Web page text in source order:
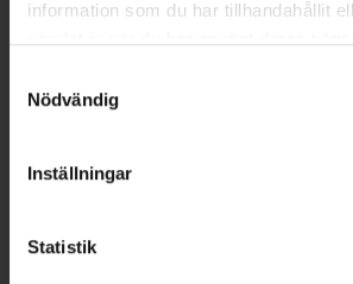
information som du har tillhandahållit
Nödvändig
Inställningar
Statistik